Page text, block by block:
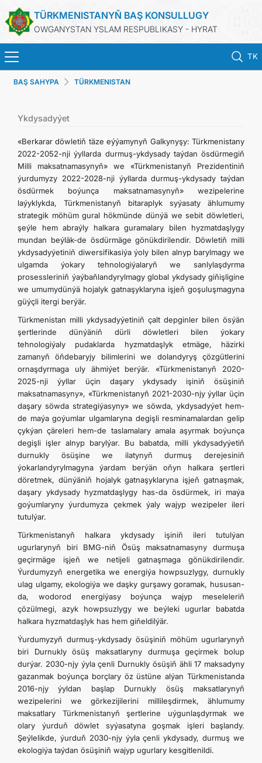
TÜRKMENISTANYŇ BAŞ KONSULLUGY
OWGANYSTAN YSLAM RESPUBLIKASY - HYRAT
TK
BAŞ SAHYPA
TÜRKMENISTAN
KONSULLYK HYZMATLARY
DIM
ARAGATNAŞYK
BAŞ SAHYPA TÜRKMENISTAN
Ykdysadyýet
«Berkarar döwletiň täze eýýamynyň Galkynyşy: Türkmenistany
2022-2052-nji ýyllarda durmuş-ykdysady taýdan ösdürmegiň
Milli maksatnamasynyň» we «Türkmenistanyň Prezidentiniň
ýurdumyzy 2022-2028-nji ýyllarda durmuş-ykdysady taýdan
ösdürmek boýunça maksatnamasynyň» wezipelerine
laýyklykda, Türkmenistanyň bitaraplyk syýasaty ählumumy
strategik möhüm gural hökmünde dünýä we sebit döwletleri,
şeýle hem abraýly halkara guramalary bilen hyzmatdaşlygy
mundan beýläk-de ösdürmäge gönükdirilendir. Döwletiň milli
ykdysadyýetiniň diwersifikasiýa ýoly bilen alnyp barylmagy we
ulgamda ýokary tehnologiýalaryň we sanlylaşdyrma
prosessleriniň ýaýbaňlandyrylmagy global ykdysady giňişligine
we umumydünýä hojalyk gatnaşyklaryna işjeň goşuluşmagyna
güýçli itergi berýär.
Türkmenistan milli ykdysadyýetiniň çalt depginler bilen ösýän
şertlerinde dünýäniň dürli döwletleri bilen ýokary
tehnologiýaly pudaklarda hyzmatdaşlyk etmäge, häzirki
zamanyň öňdebaryjy bilimlerini we dolandyryş çözgütlerini
ornaşdyrmaga uly ähmiýet berýär. «Türkmenistanyň 2020-
2025-nji ýyllar üçin daşary ykdysady işiniň ösüşiniň
maksatnamasyny», «Türkmenistanyň 2021-2030-njy ýyllar üçin
daşary söwda strategiýasyny» we söwda, ykdysadyýet hem-
de maýa goýumlar ulgamlaryna degişli resminamalardan gelip
çykýan çäreleri hem-de taslamalary amala aşyrmak boýunça
degişli işler alnyp barylýar. Bu babatda, milli ykdysadyýetiň
durnukly ösüşine we ilatynyň durmuş derejesiniň
ýokarlandyrylmagyna ýardam berýän oňyn halkara şertleri
döretmek, dünýäniň hojalyk gatnaşyklaryna işjeň gatnaşmak,
daşary ykdysady hyzmatdaşlygy has-da ösdürmek, iri maýa
goýumlaryny ýurdumyza çekmek ýaly wajyp wezipeler ileri
tutulýar.
Türkmenistanyň halkara ykdysady işiniň ileri tutulýan
ugurlarynyň biri BMG-niň Ösüş maksatnamasyny durmuşa
geçirmäge işjeň we netijeli gatnaşmaga gönükdirilendir.
Ýurdumyzyň energetika we energiýa howpsuzlygy, durnukly
ulag ulgamy, ekologiýa we daşky gurşawy goramak, hususan-
da, wodorod energiýasy boýunça wajyp meseleleriň
çözülmegi, azyk howpsuzlygy we beýleki ugurlar babatda
halkara hyzmatdaşlyk has hem giňeldilýär.
Ýurdumyzyň durmuş-ykdysady ösüşiniň möhüm ugurlarynyň
biri Durnukly ösüş maksatlaryny durmuşa geçirmek bolup
durýar. 2030-njy ýyla çenli Durnukly ösüşiň ähli 17 maksadyny
gazanmak boýunça borçlary öz üstüne alýan Türkmenistanda
2016-njy ýyldan başlap Durnukly ösüş maksatlarynyň
wezipelerini we görkezijilerini millileşdirmek, ählumumy
maksatlary Türkmenistanyň şertlerine uýgunlaşdyrmak we
olary ýurduň döwlet syýasatyna goşmak işleri başlandy.
Şeýlelikde, ýurduň 2030-njy ýyla çenli ykdysady, durmuş we
ekologiýa taýdan ösüşiniň wajyp ugurlary kesgitlenildi.